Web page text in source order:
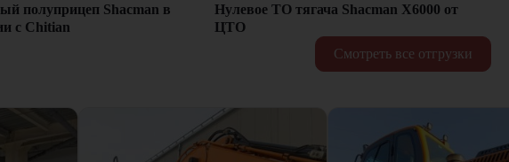
полуприцеп Shacman в
с Chitian
Нулевое ТО тягача Shacman Х6000 от
ЦТО
Смотреть все отгрузки